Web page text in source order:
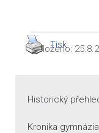
Tisk
Vloženo:
Historický
Kronika gymnázia